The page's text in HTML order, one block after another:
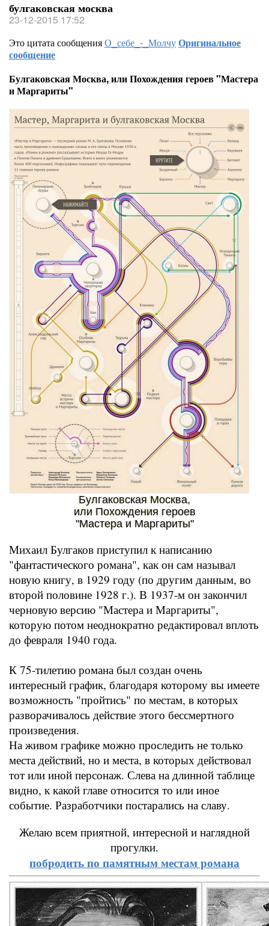
булгаковская москва
23-12-2015 17:52
Это цитата сообщенияО_себе_-_МолчуОригинальное
сообщение
Булгаковская Москва, или Похождения героев "Мастера
и Маргариты"
Булгаковская Москва,
или Похождения героев
"Мастера и Маргариты"
Михаил Булгаков приступил к написанию
"фантастического романа", как он сам называл
новую книгу, в 1929 году (по другим данным, во
второй половине 1928 г.). В 1937-м он закончил
черновую версию "Мастера и Маргариты",
которую потом неоднократно редактировал вплоть
до февраля 1940 года.
К 75-тилетию романа был создан очень
интересный график, благодаря которому вы имеете
возможность "пройтись" по местам, в которых
разворачивалось действие этого бессмертного
произведения.
На живом графике можно проследить не только
места действий, но и места, в которых действовал
тот или иной персонаж. Слева на длинной таблице
видно, к какой главе относится то или иное
событие. Разработчики постарались на славу.
Желаю всем приятной, интересной и наглядной
прогулки.
побродить по памятным местам романа